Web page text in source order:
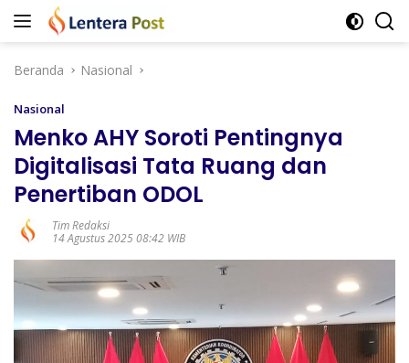
Langsung
Beranda
Nasional
Nasional
Menko AHY Soroti Pentingnya
Digitalisasi Tata Ruang dan
Penertiban ODOL
Tim Redaksi
14 Agustus 2025 08:42 WIB